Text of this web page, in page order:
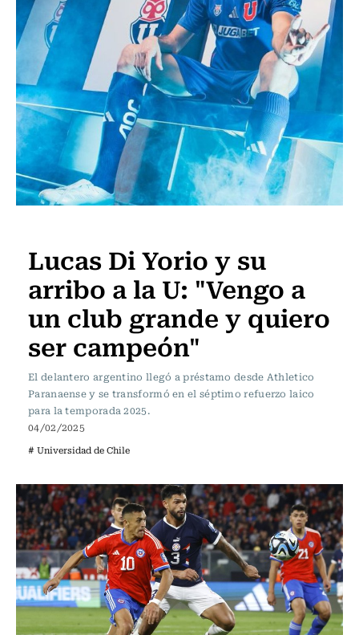
Lucas Di Yorio y su
arribo a la U: "Vengo a
un club grande y quiero
ser campeón"
El delantero argentino llegó a préstamo desde Athletico
Paranaense y se transformó en el séptimo refuerzo laico
para la temporada 2025.
04/02/2025
# Universidad de Chile